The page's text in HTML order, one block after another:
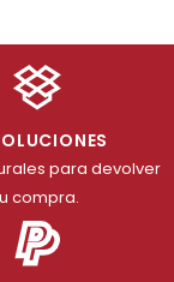
para devolver
compra.